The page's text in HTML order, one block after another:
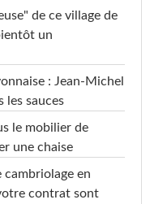
de ce village de
un
: Jean-Michel
les sauces
le mobilier de
une chaise
cambriolage en
contrat sont